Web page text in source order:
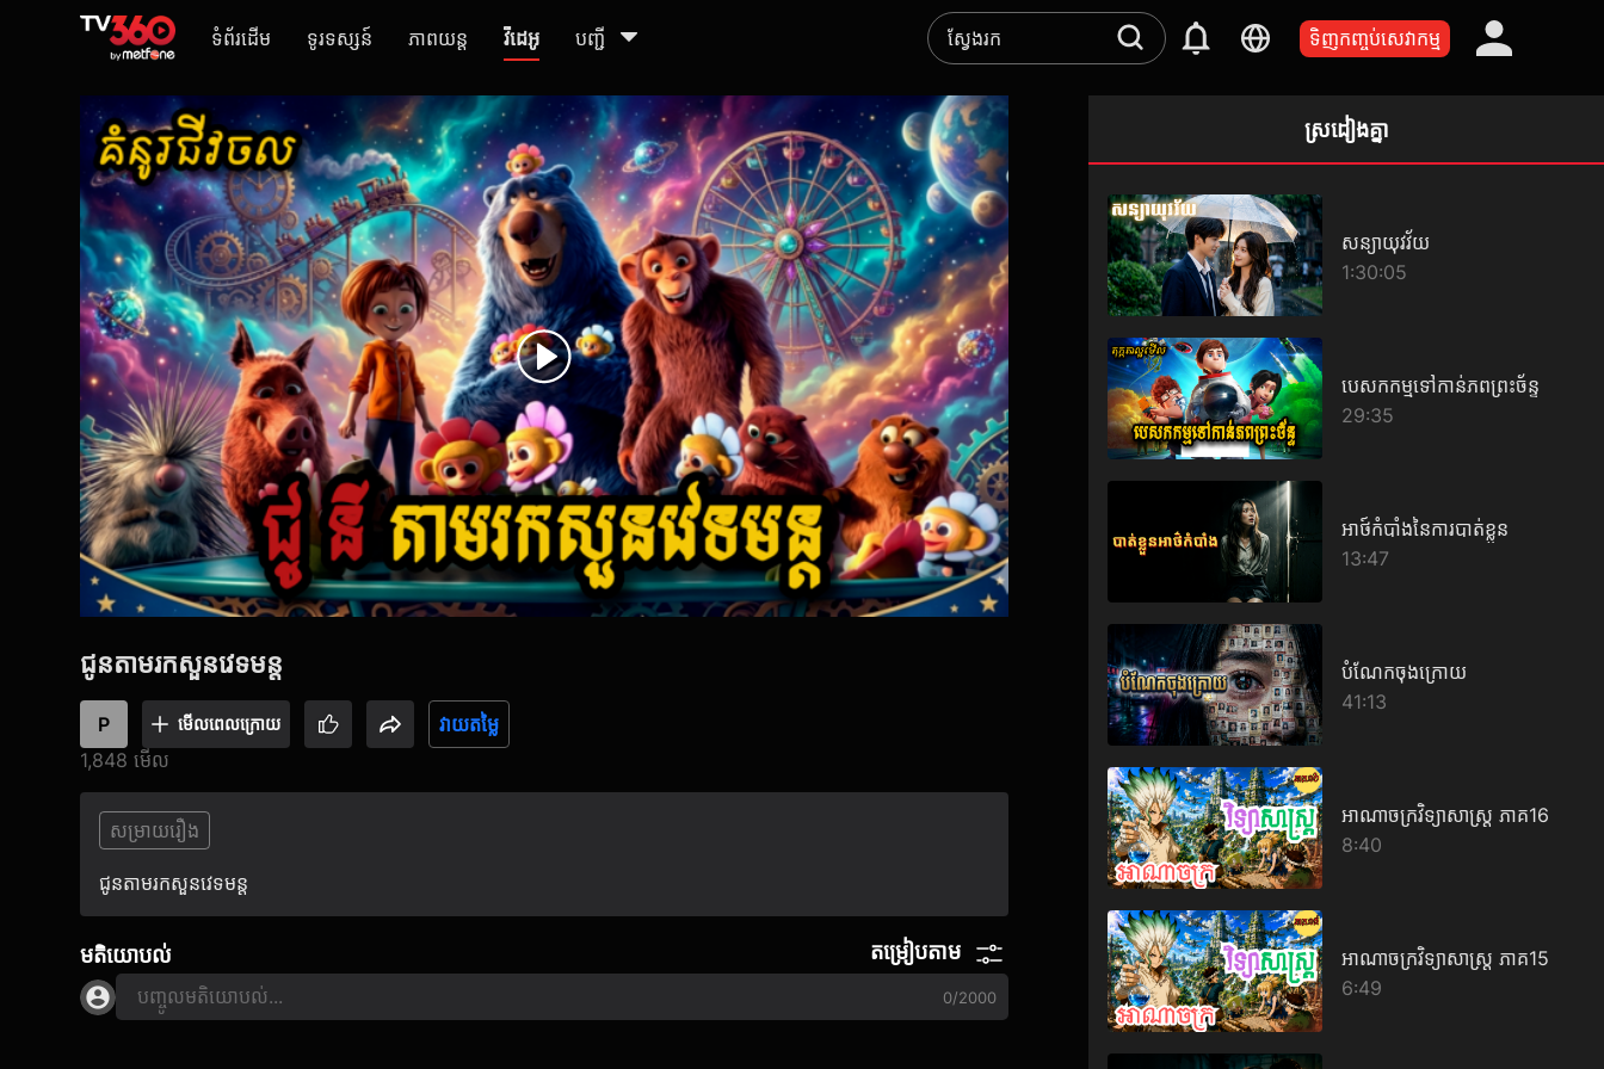
ទំព័រដើម ទូរទស្សន៍ ភាពយន្ត វីដេអូ បញ្ជី ទិញកញ្ចប់សេវាកម្ម
ជូនតាមរកសួនវេទមន្ត
P មើល​ពេលក្រោយ
វាយតម្លៃ
1,848 មើល
សម្រាយរឿង
ជូនតាមរកសួនវេទមន្ត
មតិយោបល់ តម្រៀបតាម
បញ្ចូលមតិយោបល់... 0/2000
ស្រដៀងគ្នា
សន្យាយុវវ័យ
1:30:05
បេសកកម្មទៅកាន់ភពព្រះច័ន្ទ
29:35
អាថ៍កំបាំងនៃការបាត់ខ្លួន
13:47
បំណែកចុងក្រោយ
41:13
អាណាចក្រវិទ្យាសាស្ត្រ ភាគ16
8:40
អាណាចក្រវិទ្យាសាស្ត្រ ភាគ15
6:49